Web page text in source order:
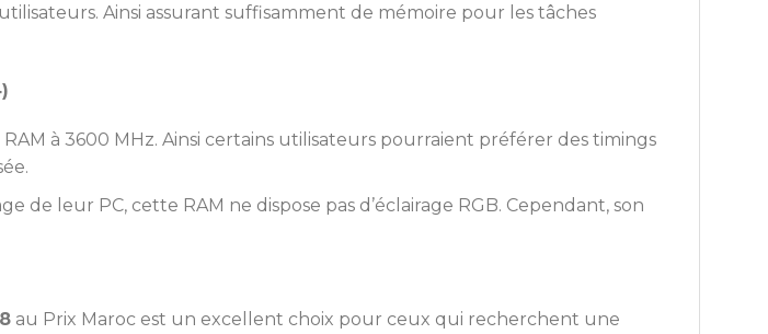
Ainsi assurant suffisamment de mémoire pour les tâches
à 3600 MHz. Ainsi certains utilisateurs pourraient préférer des timings
de leur PC, cette RAM ne dispose pas d’éclairage RGB. Cependant, son
au Prix Maroc est un excellent choix pour ceux qui recherchent une